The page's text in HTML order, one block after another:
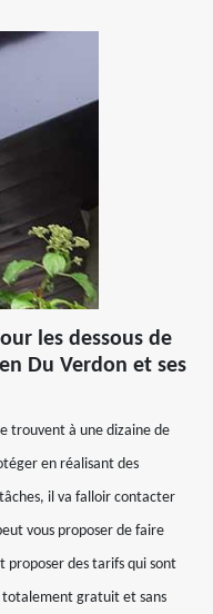
les dessous de
Du Verdon et ses
trouvent à une dizaine de
en réalisant des
il va falloir contacter
vous proposer de faire
proposer des tarifs qui sont
totalement gratuit et sans